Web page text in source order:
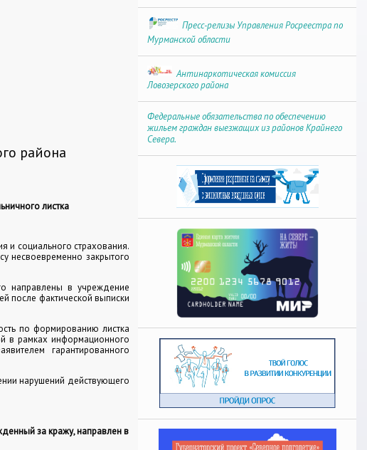
района
листка
и социального страхования.
несвоевременно закрытого
направлены в учреждение
после фактической выписки
по формированию листка
в рамках информационного
гарантированного
нарушений действующего
за кражу, направлен в
Пресс-релизы Управления Росреестра по
Мурманской области
Антинаркотическая комиссия
Ловозерского района
Федеральные обязательства по обеспечению
жильем граждан выезжащих из районов Крайнего
Севера.